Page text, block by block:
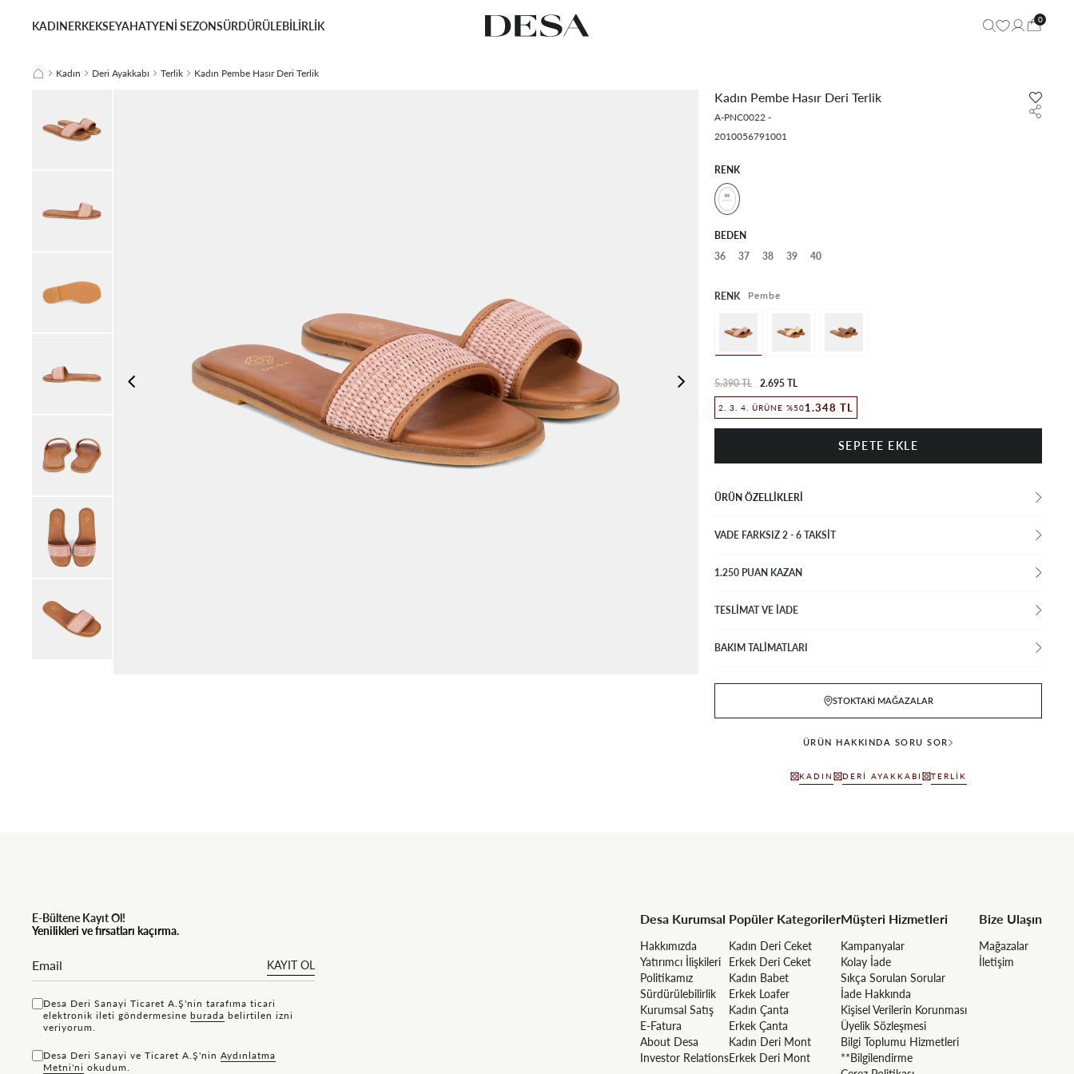
KADINERKEKSEYAHATYENİ SEZONSÜRDÜRÜLEBİLİRLİK 0
Kadın Deri Ayakkabı Terlik Kadın Pembe Hasır Deri Terlik
Kadın Pembe Hasır Deri Terlik
A-PNC0022 -
2010056791001
RENK
BEDEN
36
37 38 39 40
RENK Pembe
5.390 TL 2.695 TL
2. 3. 4. ÜRÜNE %501.348 TL
ÜRÜN ÖZELLIKLERI
VADE FARKSIZ 2 - 6 TAKSIT
1.250 PUAN KAZAN
TESLİMAT VE İADE
BAKIM TALİMATLARI
STOKTAKI MAĞAZALAR
ÜRÜN HAKKINDA SORU SOR
KADIN DERI AYAKKABI TERLIK
E-Bültene Kayıt Ol!
Yenilikleri ve fırsatları kaçırma.
KAYIT OL
Desa Deri Sanayi Ticaret A.Ş'nin tarafıma ticari
elektronik ileti göndermesine bu rada belirtilen izni
veriyorum.
Desa Deri Sanayi ve Ticaret A.Ş'nin Aydınlatma
Metni'ni okudum.
Desa Kurumsal
Hakkımızda
Yatırımcı İlişkileri
Politikamız
Sürdürülebilirlik
Kurumsal Satış
E-Fatura
About Desa
Investor Relations
Popüler Kategoriler
Kadın Deri Ceket
Erkek Deri Ceket
Kadın Babet
Erkek Loafer
Kadın Çanta
Erkek Çanta
Kadın Deri Mont
Erkek Deri Mont
Müşteri Hizmetleri
Kampanyalar
Kolay İade
Sıkça Sorulan Sorular
İade Hakkında
Kişisel Verilerin Korunması
Üyelik Sözleşmesi
Bilgi Toplumu Hizmetleri
**Bilgilendirme
Bize Ulaşın
Mağazalar
İletişim